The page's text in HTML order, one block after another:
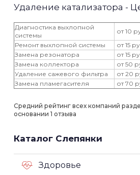
Удаление катализатора -
Диагностика выхлопной
системы
от 10
Ремонт выхлопной системы
от 15
Замена резонатора
от 15
Замена коллектора
от 50
Удаление сажевого фильтра
от 20
Замена пламегасителя
от 70
Средний рейтинг всех компаний
основании 1 отзыва
Каталог Слепянки
Здоровье